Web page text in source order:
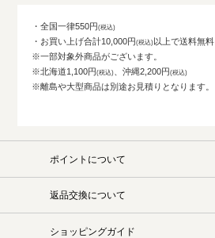
・全国一律550円
・お買い上げ合計10,000円
以上で送料無料
※一部対象外商品がございます。
※北海道1,100円
、沖縄2,200円
※離島や大型商品は別途お見積りとなります。
ポイントについて
返品交換について
ショッピングガイド